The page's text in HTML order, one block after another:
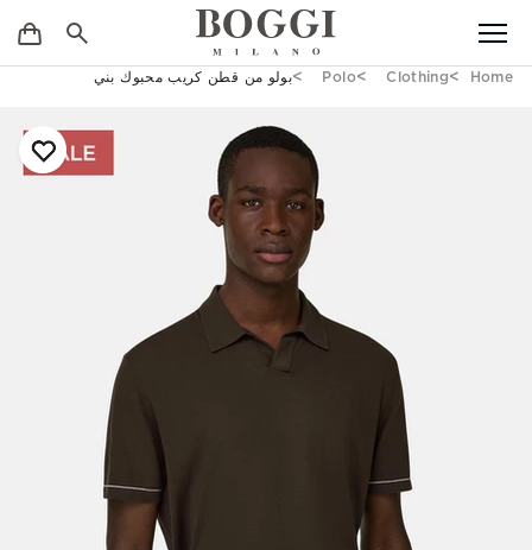
Home
Clothing
Polo بولو من قطن كريب محبوك بني